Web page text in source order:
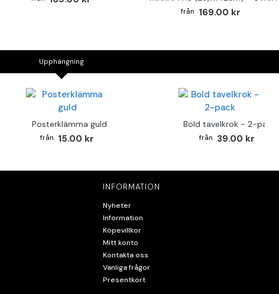
169.00 kr
Upphängning
Posterklämma guld
15.00 kr
Bold tavelkrok - 2-pack
39.00 kr
INFORMATION
Nyheter
Information
Köpevillkor
Mitt konto
Kontakta oss
Vanliga frågor
Presentkort